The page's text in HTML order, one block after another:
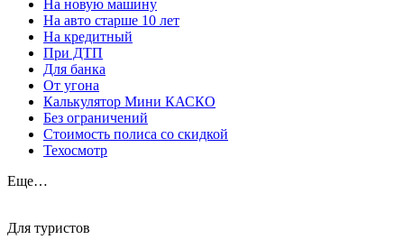
На новую машину
На авто старше 10 лет
На кредитный
При ДТП
Для банка
От угона
Калькулятор Мини КАСКО
Без ограничений
Стоимость полиса со скидкой
Техосмотр
Еще…
Для туристов